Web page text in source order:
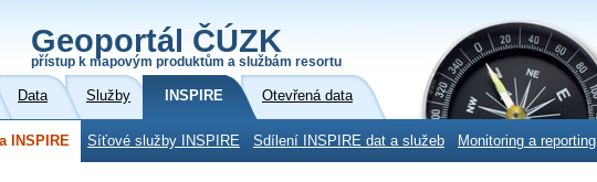
Geoportál ČÚZK
přístup k mapovým produktům a službám resortu
Data Služby INSPIRE Otevřená data
INSPIRE Síťové služby INSPIRE Sdílení INSPIRE dat a služeb Monitoring a reporting